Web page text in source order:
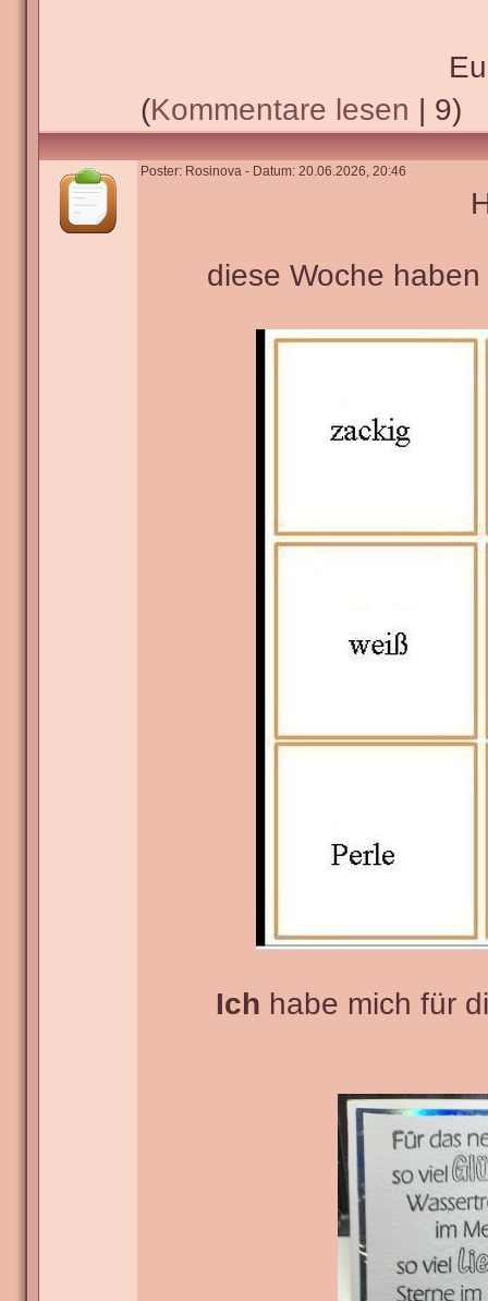
(Kommentare lesen | 9)
Poster: Rosinova - Datum: 20.06.2026, 20:46
diese Woche
Ich habe mich für